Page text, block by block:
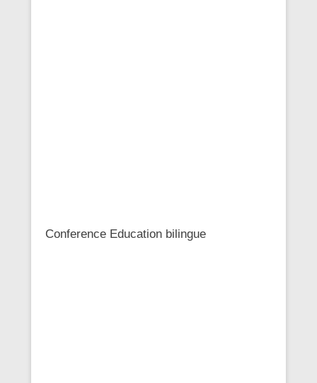
Conference Education bilingue